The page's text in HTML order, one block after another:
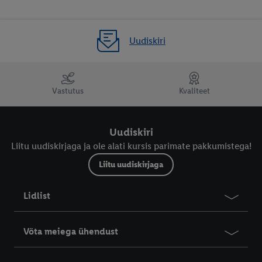
Uudiskiri
Vastutus Kvaliteet
Uudiskiri
Liitu uudiskirjaga ja ole alati kursis parimate pakkumistega!
Liitu uudiskirjaga
Lidlist
Võta meiega ühendust